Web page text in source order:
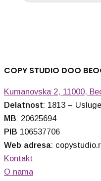
COPY STUDIO DOO
Kumanovska 2, 11000,
Delatnost: 1813 –
MB: 20625694
PIB 106537706
Web adresa:
Kontakt
O nama